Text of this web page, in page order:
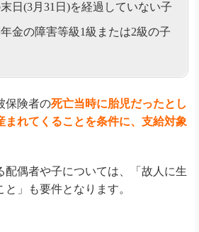
日(3月31日)を経過していない子
金の障害等級1級または2級の子
保険者の死亡当時に胎児だったとし
まれてくることを条件に、支給対象
配偶者や子については、「故人に生
」も要件となります。